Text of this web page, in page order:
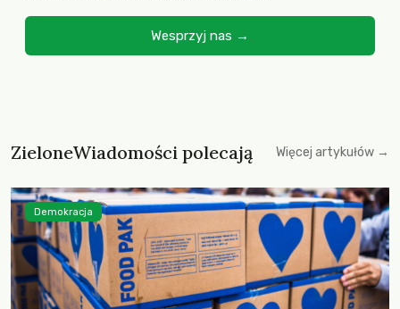
Wesprzyj nas →
ZieloneWiadomości polecają Więcej artykułów →
Demokracja